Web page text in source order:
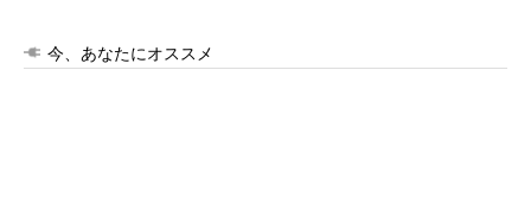
今、あなたにオススメ